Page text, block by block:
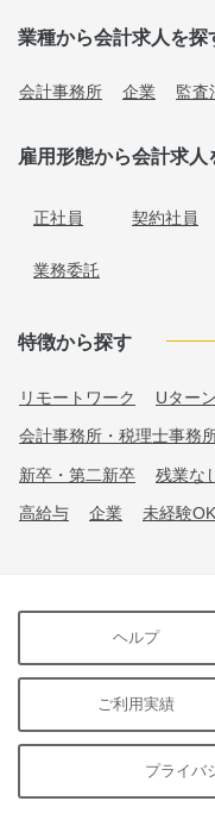
業種から会計求人を探
会計事務所 企業 監査
雇用形態から会計求人
正社員 契約社員
業務委託
特徴から探す
リモートワーク Uター
会計事務所・税理士事務
新卒・第二新卒 残業な
高給与 企業 未経験OK
ヘルプ
ご利用実績
プライバ